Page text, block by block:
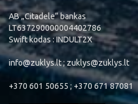
AB „Citadele“ bankas
LT637290000004402786
Swift kodas : INDULT2X
info@zuklys.lt ; zuklys@zuklys.lt
+370 601 50655 ; +370 671 87081